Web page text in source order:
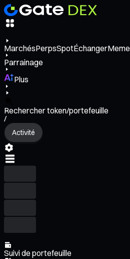
MarchésPerpsSpotÉchangerMeme
Parrainage
Plus
Rechercher token/portefeuille
/
Activité
Suivi de portefeuille